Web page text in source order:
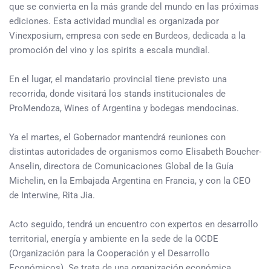
que se convierta en la más grande del mundo en las próximas
ediciones. Esta actividad mundial es organizada por
Vinexposium, empresa con sede en Burdeos, dedicada a la
promoción del vino y los spirits a escala mundial.
En el lugar, el mandatario provincial tiene previsto una
recorrida, donde visitará los stands institucionales de
ProMendoza, Wines of Argentina y bodegas mendocinas.
Ya el martes, el Gobernador mantendrá reuniones con
distintas autoridades de organismos como Elisabeth Boucher-
Anselin, directora de Comunicaciones Global de la Guía
Michelin, en la Embajada Argentina en Francia, y con la CEO
de Interwine, Rita Jia.
Acto seguido, tendrá un encuentro con expertos en desarrollo
territorial, energía y ambiente en la sede de la OCDE
(Organización para la Cooperación y el Desarrollo